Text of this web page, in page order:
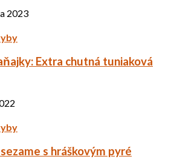
2023
Extra chutná tuniaková
s hráškovým pyré